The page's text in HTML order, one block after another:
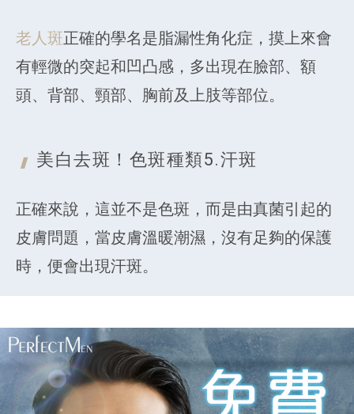
老人斑正確的學名是脂漏性角化症，摸上來會
有輕微的突起和凹凸感，多出現在臉部、​額
頭、背部、頸部、胸前及上肢等部位。
美白去斑！色斑種類5.汗斑
正確來說，這並不是色斑，而是由真菌引起的
皮膚問題，當皮膚溫暖潮濕，沒有足夠的保護
時，便會出現汗斑。